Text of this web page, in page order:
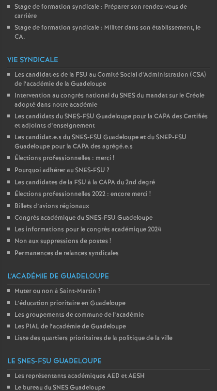
Stage de formation syndicale : Préparer son rendez-vous de
carrière
Stage de formation syndicale : Militer dans son établissement, le
CA.
VIE SYNDICALE
Les candidat·es de la FSU au Comité Social d’Administration (CSA)
de l’académie de la Guadeloupe
Intervention au congrès national du SNES du mandat sur le Créole
adopté dans notre académie
Les candidats du SNES-FSU Guadeloupe pour la CAPA des Certifiés
et adjoints d’enseignement
Les candidat.e.s du SNES-FSU Guadeloupe et du SNEP-FSU
Guadeloupe pour la CAPA des agrégé.e.s
Élections professionnelles : merci !
Pourquoi adhérer au SNES-FSU ?
Les candidates de la FSU à la CAPA du 2nd degré
Élections professionnelles 2022 : encore merci !
Billets d’avions régionaux
Congrès académique du SNES-FSU Guadeloupe
Les informations pour le congrès académique 2024
Non aux suppressions de postes !
Permanences de relances syndicales
L’ACADÉMIE DE GUADELOUPE
Muter ou non à Saint-Martin ?
L’éducation prioritaire en Guadeloupe
Les groupements de commune de l’académie
Les PIAL de l’académie de Guadeloupe
Liste des quartiers prioritaires de la politique de la ville
LE SNES-FSU GUADELOUPE
Les représentants académiques AED et AESH
Le bureau du SNES Guadeloupe